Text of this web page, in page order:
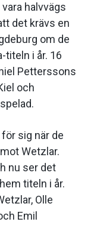
halvvägs
det krävs en
om de
titeln i år. 16
Petterssons
och
sig när de
Wetzlar.
nu ser det
titeln i år.
Olle
Emil